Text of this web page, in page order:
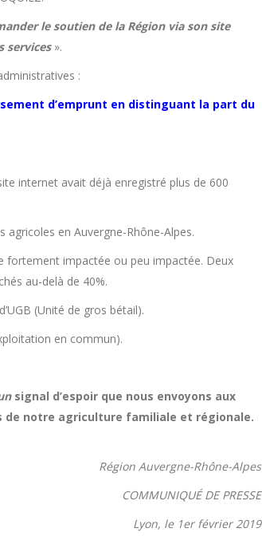
le soutien de la Région via son site
services».
:
d’emprunt en distinguant la part du
internet avait déjà enregistré plus de 600
agricoles en Auvergne-Rhône-Alpes.
fortement impactée ou peu impactée. Deux
au-delà de 40%.
(Unité de gros bétail).
en commun).
signal d’espoir que nous envoyons aux
de notre agriculture familiale et régionale.
Région Auvergne-Rhône-Alpes
COMMUNIQUÉ DE PRESSE
Lyon, le 1er février 2019